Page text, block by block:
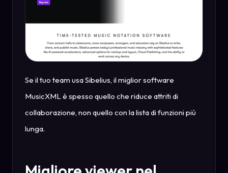
Se il tuo team usa Sibelius, il miglior software
MusicXML è spesso quello che riduce attriti di
collaborazione, non quello con la lista di funzioni più
lunga.